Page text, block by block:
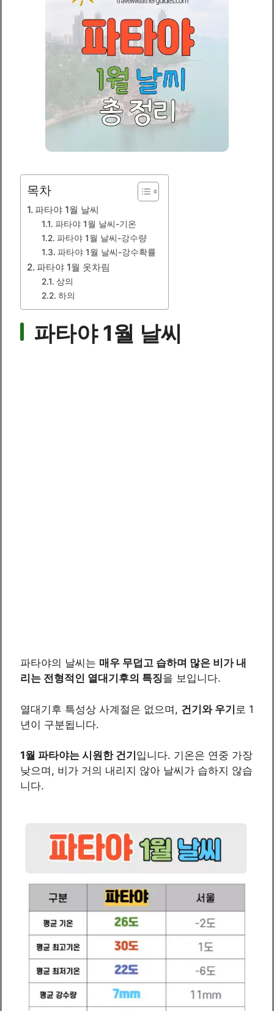
목차
파타야 1월 날씨
파타야 1월 날씨-기온
파타야 1월 날씨-강수량
파타야 1월 날씨-강수확률
파타야 1월 옷차림
상의
하의
파타야 1월 날씨
파타야의 날씨는 매우 무덥고 습하며 많은 비가 내
리는 전형적인 열대기후의 특징을 보입니다.
열대기후 특성상 사계절은 없으며, 건기와 우기 로 1
년이 구분됩니다.
1월 파타야는 시원한 건기 입니다. 기온은 연중 가장
낮으며, 비가 거의 내리지 않아 날씨가 습하지 않습
니다.